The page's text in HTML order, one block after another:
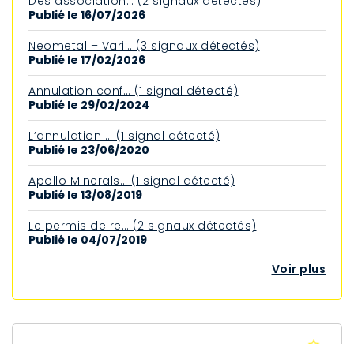
Publié le 16/07/2026
Neometal – Vari… (3 signaux détectés)
Publié le 17/02/2026
Annulation conf… (1 signal détecté)
Publié le 29/02/2024
L’annulation … (1 signal détecté)
Publié le 23/06/2020
Apollo Minerals… (1 signal détecté)
Publié le 13/08/2019
Le permis de re… (2 signaux détectés)
Publié le 04/07/2019
Voir plus